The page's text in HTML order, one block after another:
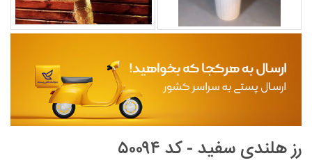
رز هلندی سفید - کد ۵۰۰۹۴